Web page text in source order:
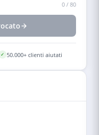
0 / 80
✓ 50.000+ clienti aiutati